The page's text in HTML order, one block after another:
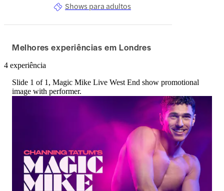
Shows para adultos
Melhores experiências em Londres
4 experiência
Slide 1 of 1, Magic Mike Live West End show promotional
image with performer.